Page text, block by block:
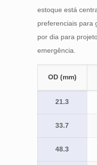
estoque está
preferenciais para
por dia para
emergência.
OD (mm)
21.3
33.7
48.3